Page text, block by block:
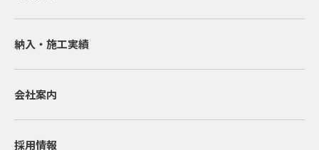
納入・施工実績
会社案内
採用情報